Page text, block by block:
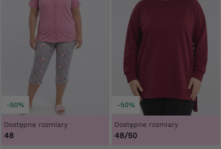
-50%
Dostępne rozmiary
48
-50%
Dostępne rozmiary
48/50